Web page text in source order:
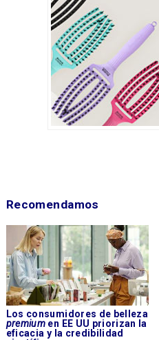
Recomendamos
Los consumidores de belleza
premium en EE UU priorizan la
eficacia y la credibilidad